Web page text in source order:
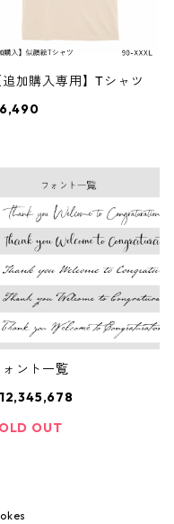
追加購入専用】Tシャツ
ォント一覧
OUT